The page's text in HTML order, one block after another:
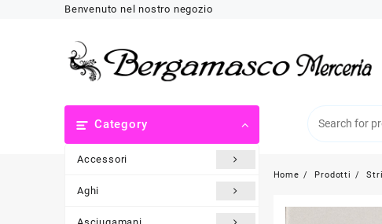
Benvenuto nel nostro negozio
Category
Accessori
Aghi
Home Prodotti